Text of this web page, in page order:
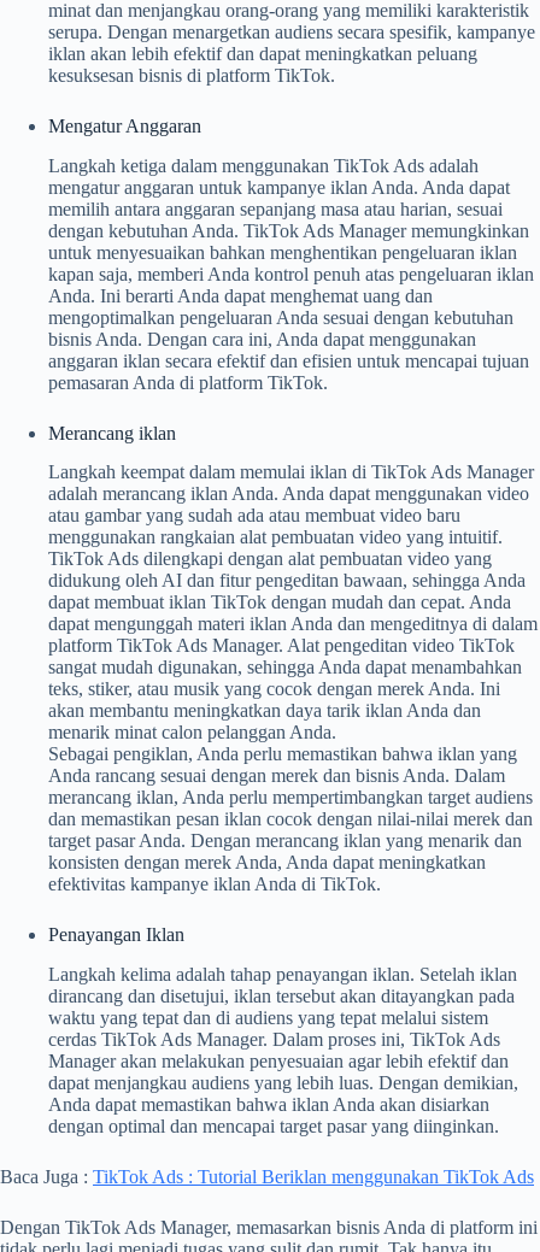
minat dan menjangkau orang-orang yang memiliki karakteristik
serupa. Dengan menargetkan audiens secara spesifik, kampanye
iklan akan lebih efektif dan dapat meningkatkan peluang
kesuksesan bisnis di platform TikTok.
Mengatur Anggaran
Langkah ketiga dalam menggunakan TikTok Ads adalah
mengatur anggaran untuk kampanye iklan Anda. Anda dapat
memilih antara anggaran sepanjang masa atau harian, sesuai
dengan kebutuhan Anda. TikTok Ads Manager memungkinkan
untuk menyesuaikan bahkan menghentikan pengeluaran iklan
kapan saja, memberi Anda kontrol penuh atas pengeluaran iklan
Anda. Ini berarti Anda dapat menghemat uang dan
mengoptimalkan pengeluaran Anda sesuai dengan kebutuhan
bisnis Anda. Dengan cara ini, Anda dapat menggunakan
anggaran iklan secara efektif dan efisien untuk mencapai tujuan
pemasaran Anda di platform TikTok.
Merancang iklan
Langkah keempat dalam memulai iklan di TikTok Ads Manager
adalah merancang iklan Anda. Anda dapat menggunakan video
atau gambar yang sudah ada atau membuat video baru
menggunakan rangkaian alat pembuatan video yang intuitif.
TikTok Ads dilengkapi dengan alat pembuatan video yang
didukung oleh AI dan fitur pengeditan bawaan, sehingga Anda
dapat membuat iklan TikTok dengan mudah dan cepat. Anda
dapat mengunggah materi iklan Anda dan mengeditnya di dalam
platform TikTok Ads Manager. Alat pengeditan video TikTok
sangat mudah digunakan, sehingga Anda dapat menambahkan
teks, stiker, atau musik yang cocok dengan merek Anda. Ini
akan membantu meningkatkan daya tarik iklan Anda dan
menarik minat calon pelanggan Anda.
Sebagai pengiklan, Anda perlu memastikan bahwa iklan yang
Anda rancang sesuai dengan merek dan bisnis Anda. Dalam
merancang iklan, Anda perlu mempertimbangkan target audiens
dan memastikan pesan iklan cocok dengan nilai-nilai merek dan
target pasar Anda. Dengan merancang iklan yang menarik dan
konsisten dengan merek Anda, Anda dapat meningkatkan
efektivitas kampanye iklan Anda di TikTok.
Penayangan Iklan
Langkah kelima adalah tahap penayangan iklan. Setelah iklan
dirancang dan disetujui, iklan tersebut akan ditayangkan pada
waktu yang tepat dan di audiens yang tepat melalui sistem
cerdas TikTok Ads Manager. Dalam proses ini, TikTok Ads
Manager akan melakukan penyesuaian agar lebih efektif dan
dapat menjangkau audiens yang lebih luas. Dengan demikian,
Anda dapat memastikan bahwa iklan Anda akan disiarkan
dengan optimal dan mencapai target pasar yang diinginkan.
Baca Juga : TikTok Ads : Tutorial Beriklan menggunakan TikTok Ads
Dengan TikTok Ads Manager, memasarkan bisnis Anda di platform ini